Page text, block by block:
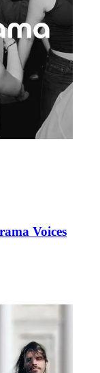
Voices